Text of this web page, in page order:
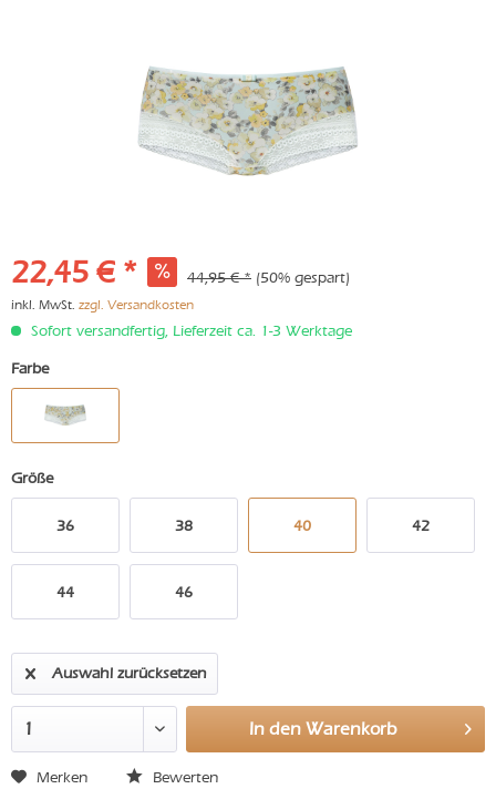
22,45 € * 44,95 € * (50% gespart)
inkl. MwSt. zzgl. Versandkosten
Sofort versandfertig, Lieferzeit ca. 1-3 Werktage
Farbe
Größe
36 38 40 42
44 46
Auswahl zurücksetzen
In den Warenkorb
Merken Bewerten